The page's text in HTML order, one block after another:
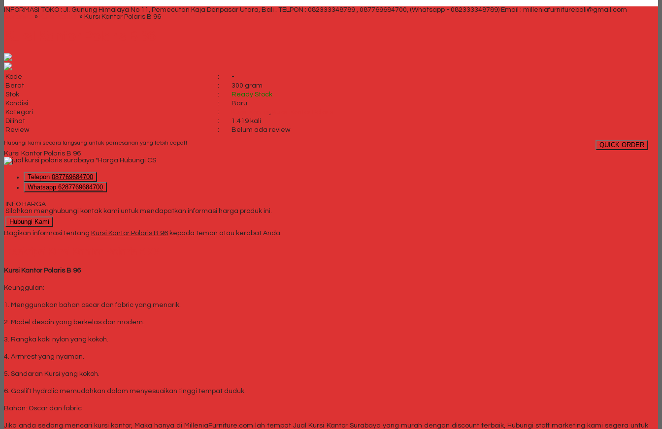
INFORMASI TOKO : Jl. Gunung Himalaya No 11, Pemecutan Kaja Denpasar Utara, Bali . TELPON : 082333348789 , 087769684700, (Whatsapp - 082333348789) Email : milleniafurniturebali@gmail.com
» » Kursi Kantor Polaris B 96
Kode :
-
Berat
:
300 gram
Stok
:
Ready Stock
Kondisi
:
Baru
Kategori
:
Dilihat
:
1.419 kali
Review
: Belum ada review
QUICK ORDER
Hubungi kami secara langsung untuk pemesanan yang lebih cepat!
Kursi Kantor Polaris B 96
*Harga Hubungi CS
Telepon 087769684700
Whatsapp 6287769684700
INFO HARGA
Silahkan menghubungi kontak kami untuk mendapatkan informasi harga produk ini.
Hubungi Kami
Bagikan informasi tentang Kursi Kantor Polaris B 96 kepada teman atau kerabat Anda.
Kursi Kantor Polaris B 96
Keunggulan:
1. Menggunakan bahan oscar dan fabric yang menarik.
2. Model desain yang berkelas dan modern.
3. Rangka kaki nylon yang kokoh.
4. Armrest yang nyaman.
5. Sandaran Kursi yang kokoh.
6. Gaslift hydrolic memudahkan dalam menyesuaikan tinggi tempat duduk.
Bahan: Oscar dan fabric
Jika anda sedang mencari kursi kantor, Maka hanya di MilleniaFurniture.com lah tempat Jual Kursi Kantor Surabaya yang murah dengan discount terbaik, Hubungi staff marketing kami segera untuk